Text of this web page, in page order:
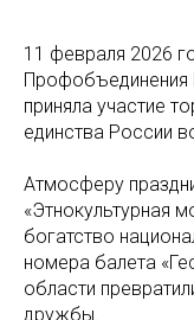
11 февраля 2026
Профобъединения
приняла участие
единства России
Атмосферу
«Этнокультурная
богатство
номера балета
области
дружбы.